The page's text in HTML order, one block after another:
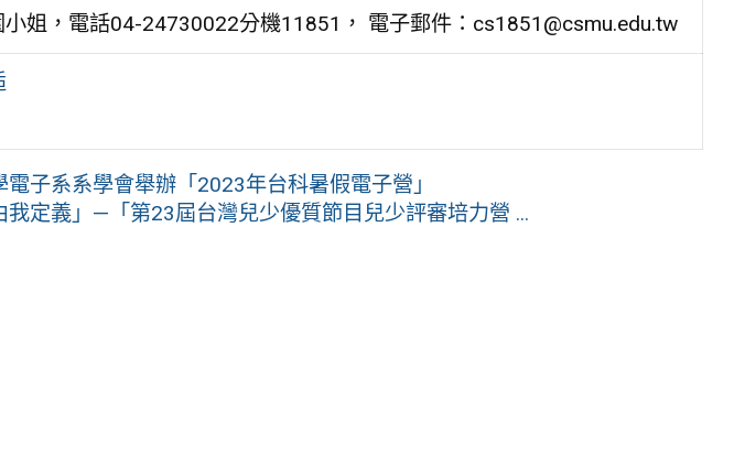
姐，電話04-24730022分機11851， 電子郵件：cs1851@csmu.edu.tw
電子系系學會舉辦「2023年台科暑假電子營」
我定義」—「第23屆台灣兒少優質節目兒少評審培力營 ...